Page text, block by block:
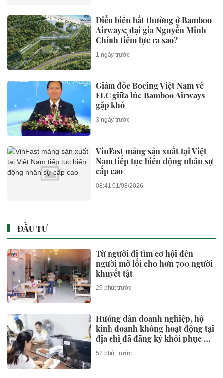
Diễn biến bất thường ở Bamboo
Airways; đại gia Nguyễn Minh
Chính tiềm lực ra sao?
1 ngày trước
Giám đốc Boeing Việt Nam về
FLC giữa lúc Bamboo Airways
gặp khó
3 ngày trước
VinFast mảng sản xuất tại Việt
Nam tiếp tục biến động nhân sự
cấp cao
08:41 01/08/2026
ĐẦU TƯ
Từ người đi tìm cơ hội đến
người mở lối cho hơn 700 người
khuyết tật
26 phút trước
Hướng dẫn doanh nghiệp, hộ
kinh doanh không hoạt động tại
địa chỉ đã đăng ký khôi phục mã
số thuế
52 phút trước